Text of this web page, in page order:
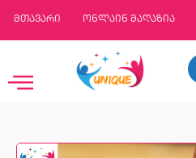
მთავარი ონლაინ მაღაზია